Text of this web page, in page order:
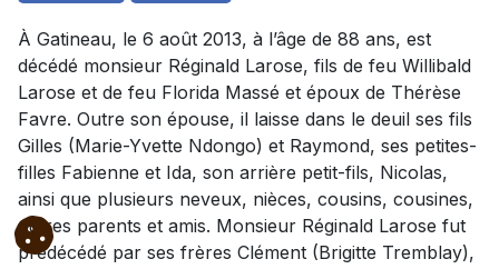
À Gatineau, le 6 août 2013, à l’âge de 88 ans, est
décédé monsieur Réginald Larose, fils de feu Willibald
Larose et de feu Florida Massé et époux de Thérèse
Favre. Outre son épouse, il laisse dans le deuil ses fils
Gilles (Marie-Yvette Ndongo) et Raymond, ses petites-
filles Fabienne et Ida, son arrière petit-fils, Nicolas,
ainsi que plusieurs neveux, nièces, cousins, cousines,
autres parents et amis. Monsieur Réginald Larose fut
prédécédé par ses frères Clément (Brigitte Tremblay),